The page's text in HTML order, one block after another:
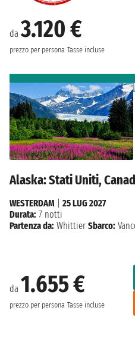
da3.120 €
prezzo per persona Tasse incluse
Alaska: Stati Uniti,
da 1.655 €
prezzo per persona Tasse incluse
WESTERDAM
25 LUG 2027
Durata: 7 notti
Partenza da: Whittier Sbarco: